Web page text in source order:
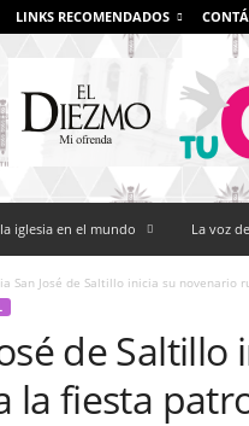
LINKS RECOMENDADOS
iglesia en el mundo La voz
San José de Saltillo inicia su novenario
de Saltillo
la fiesta